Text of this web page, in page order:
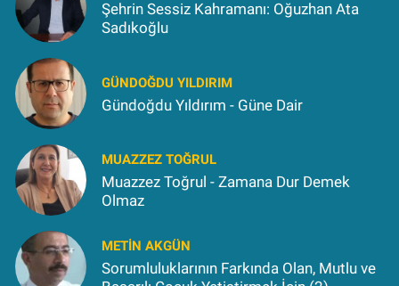
Şehrin Sessiz Kahramanı: Oğuzhan Ata
Sadıkoğlu
GÜNDOĞDU YILDIRIM
Gündoğdu Yıldırım - Güne Dair
MUAZZEZ TOĞRUL
Muazzez Toğrul - Zamana Dur Demek
Olmaz
METIN AKGÜN
Sorumluluklarının Farkında Olan, Mutlu ve